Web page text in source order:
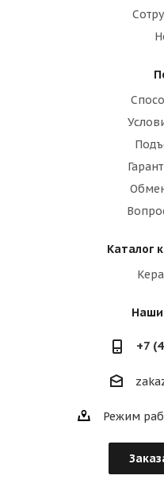
Каталог
Наши
+7
Режим